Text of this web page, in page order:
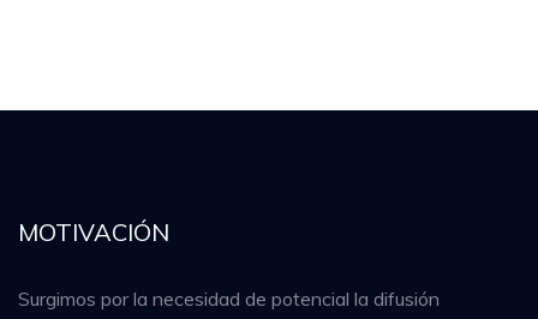
MOTIVACIÓN
Surgimos por la necesidad de potencial la difusión